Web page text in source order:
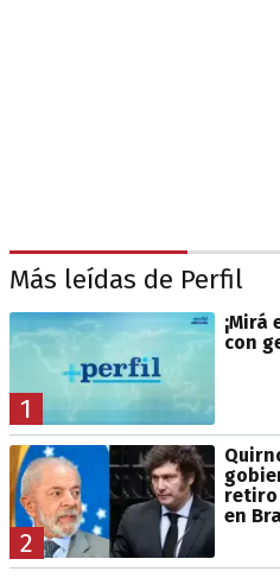
Más leídas de Perfil
1
¡Mirá
con
2
retiro
en